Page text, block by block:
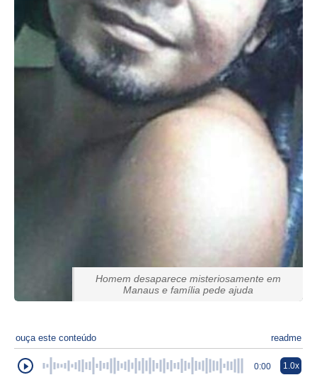
Homem desaparece misteriosamente em
Manaus e família pede ajuda
ouça este conteúdo readme
0:00 1.0x